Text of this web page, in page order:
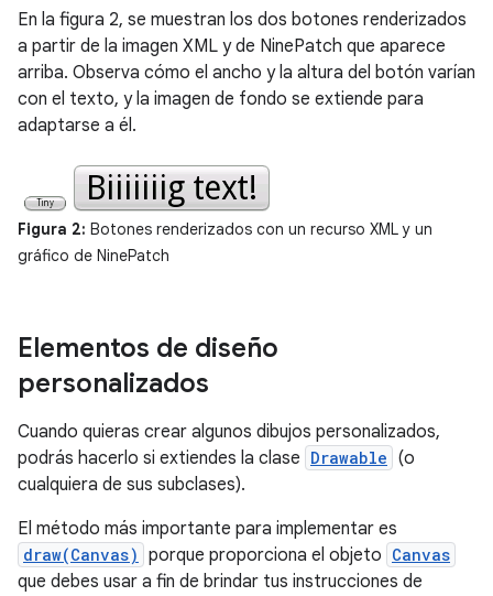
En la figura 2, se muestran los dos botones renderizados
a partir de la imagen XML y de NinePatch que aparece
arriba. Observa cómo el ancho y la altura del botón varían
con el texto, y la imagen de fondo se extiende para
adaptarse a él.
Figura 2: Botones renderizados con un recurso XML y un
gráfico de NinePatch
Elementos de diseño
personalizados
Cuando quieras crear algunos dibujos personalizados,
podrás hacerlo si extiendes la clase Drawable (o
cualquiera de sus subclases).
El método más importante para implementar es
draw(Canvas) porque proporciona el objeto Canvas
que debes usar a fin de brindar tus instrucciones de